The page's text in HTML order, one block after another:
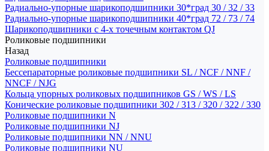
Радиально-упорные шарикоподшипники 30*град 30 / 32 / 33
Радиально-упорные шарикоподшипники 40*град 72 / 73 / 74
Шарикоподшипники с 4-х точечным контактом QJ
Роликовые подшипники
Назад
Роликовые подшипники
Бессепараторные роликовые подшипники SL / NCF / NNF /
NNCF / NJG
Кольца упорных роликовых подшипников GS / WS / LS
Конические роликовые подшипники 302 / 313 / 320 / 322 / 330
Роликовые подшипники N
Роликовые подшипники NJ
Роликовые подшипники NN / NNU
Роликовые подшипники NU